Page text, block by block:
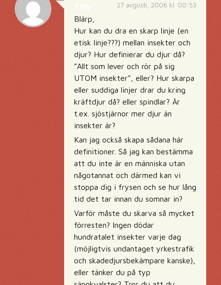
27 augusti, 2006 kl. 00:53
Blärp,
Hur kan du dra en skarp linje (en
etisk linje???) mellan insekter och
djur? Hur definierar du djur då?
”Allt som lever och rör på sig
UTOM insekter”, eller? Hur skarpa
eller suddiga linjer drar du kring
kräftdjur då? eller spindlar? Är
t.ex. sjöstjärnor mer djur än
insekter är?
Kan jag också skapa sådana här
definitioner. Så jag kan bestämma
att du inte är en människa utan
någotannat och därmed kan vi
stoppa dig i frysen och se hur lång
tid det tar innan du somnar in?
Varför måste du skarva så mycket
förresten? Ingen dödar
hundratalet insekter varje dag
(möjligtvis undantaget yrkestrafik
och skadedjursbekämpare kanske),
eller tänker du på typ